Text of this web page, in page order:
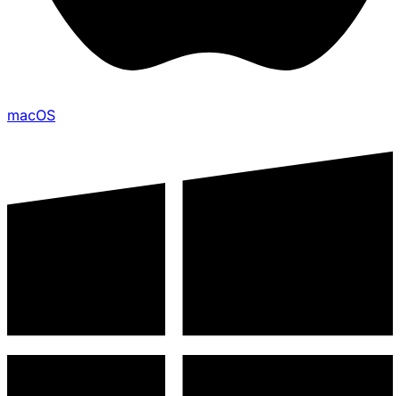
macOS